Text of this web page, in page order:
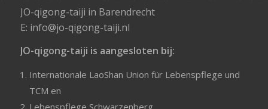
JO-qigong-taiji in Barendrecht
E: info@jo-qigong-taiji.nl
JO-qigong-taiji is aangesloten bij:
Internationale LaoShan Union für Lebenspflege und
TCM en
Lebenspflege Schwarzenberg